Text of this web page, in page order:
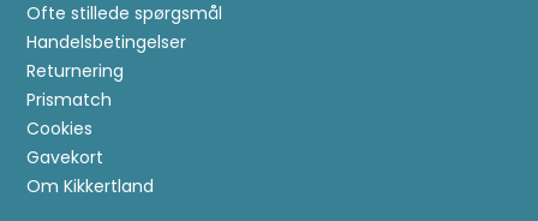
Ofte stillede spørgsmål
Handelsbetingelser
Returnering
Prismatch
Cookies
Gavekort
Om Kikkertland